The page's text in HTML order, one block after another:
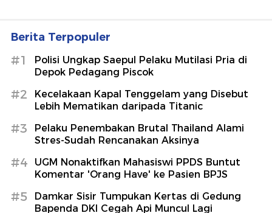
Berita Terpopuler
#1
Polisi Ungkap Saepul Pelaku Mutilasi Pria di
Depok Pedagang Piscok
#2
Kecelakaan Kapal Tenggelam yang Disebut
Lebih Mematikan daripada Titanic
#3
Pelaku Penembakan Brutal Thailand Alami
Stres-Sudah Rencanakan Aksinya
#4
UGM Nonaktifkan Mahasiswi PPDS Buntut
Komentar 'Orang Have' ke Pasien BPJS
#5
Damkar Sisir Tumpukan Kertas di Gedung
Bapenda DKI Cegah Api Muncul Lagi